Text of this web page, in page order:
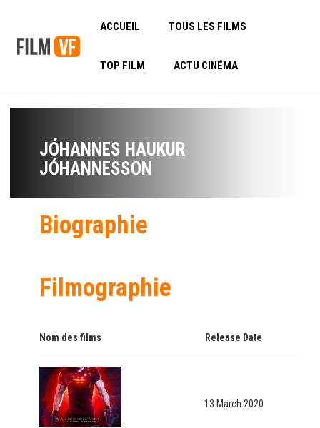
ACCUEIL TOUS LES FILMS
TOP FILM ACTU CINÉMA
JÓHANNES HAUKUR
JÓHANNESSON
Biographie
Filmographie
Nom des films Release Date
13 March 2020